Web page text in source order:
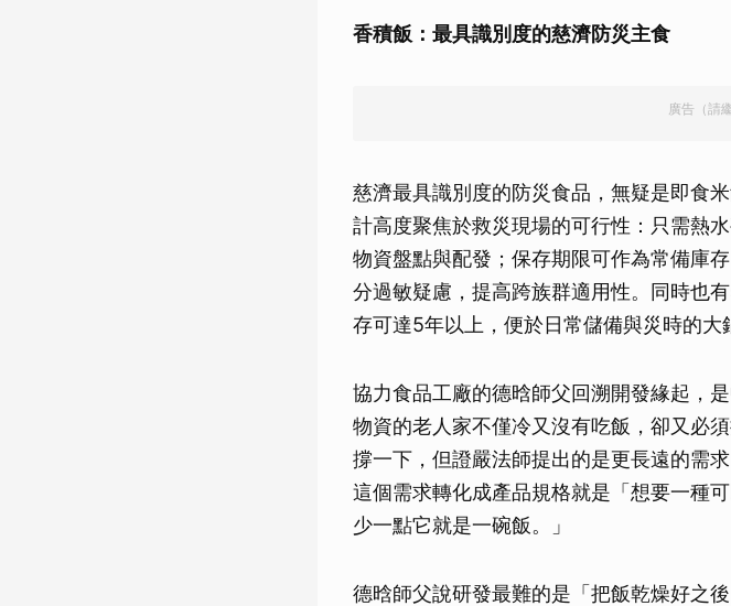
香積飯：最具識別度的慈濟防災主食
廣告（請
慈濟最具識別度的防災食品，無疑是即食
計高度聚焦於救災現場的可行性：只需熱
物資盤點與配發；保存期限可作為常備庫
分過敏疑慮，提高跨族群適用性。同時也
存可達5年以上，便於日常儲備與災時的大
協力食品工廠的德晗師父回溯開發緣起，
物資的老人家不僅冷又沒有吃飯，卻又必
撐一下，但證嚴法師提出的是更長遠的需
這個需求轉化成產品規格就是「想要一種
少一點它就是一碗飯。」
德晗師父說研發最難的是「把飯乾燥好之
取消